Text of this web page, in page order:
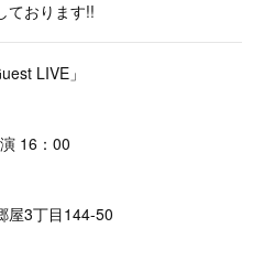
ております!!
LIVE」
16：00
3丁目144-50